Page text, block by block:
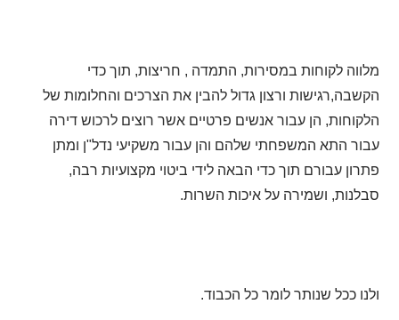
מלווה לקוחות במסירות, התמדה , חריצות, תוך כדי
הקשבה,רגישות ורצון גדול להבין את הצרכים והחלומות של
הלקוחות, הן עבור אנשים פרטיים אשר רוצים לרכוש דירה
עבור התא המשפחתי שלהם והן עבור משקיעי נדל"ן ומתן
פתרון עבורם תוך כדי הבאה לידי ביטוי מקצועיות רבה,
סבלנות, ושמירה על איכות השרות.
ולנו ככל שנותר לומר כל הכבוד.